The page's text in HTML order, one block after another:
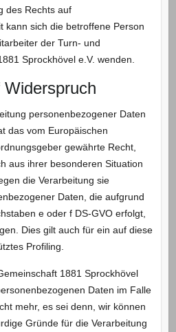
des Rechts auf
kann sich die betroffene Person
der Turn- und
Sprockhövel e.V. wenden.
personenbezogener Daten
das vom Europäischen
gewährte Recht,
aus ihrer besonderen Situation
die Verarbeitung sie
Daten, die aufgrund
e oder f DS-GVO erfolgt,
Dies gilt auch für ein auf diese
Profiling.
1881 Sprockhövel
Daten im Falle
mehr, es sei denn, wir können
Gründe für die Verarbeitung